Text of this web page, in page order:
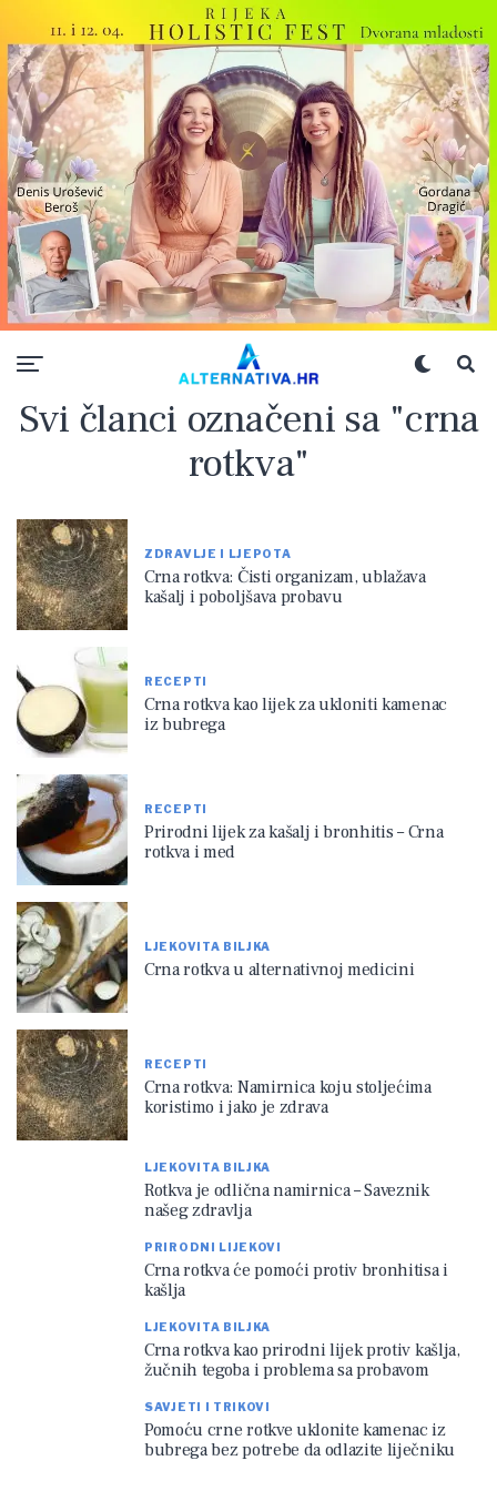
Svi članci označeni sa "crna
rotkva"
ZDRAVLJE I LJEPOTA
Crna rotkva: Čisti organizam, ublažava
kašalj i poboljšava probavu
RECEPTI
Crna rotkva kao lijek za ukloniti kamenac
iz bubrega
RECEPTI
Prirodni lijek za kašalj i bronhitis – Crna
rotkva i med
LJEKOVITA BILJKA
Crna rotkva u alternativnoj medicini
RECEPTI
Crna rotkva: Namirnica koju stoljećima
koristimo i jako je zdrava
LJEKOVITA BILJKA
Rotkva je odlična namirnica – Saveznik
našeg zdravlja
PRIRODNI LIJEKOVI
Crna rotkva će pomoći protiv bronhitisa i
kašlja
LJEKOVITA BILJKA
Crna rotkva kao prirodni lijek protiv kašlja,
žučnih tegoba i problema sa probavom
SAVJETI I TRIKOVI
Pomoću crne rotkve uklonite kamenac iz
bubrega bez potrebe da odlazite liječniku